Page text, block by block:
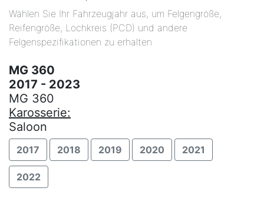
Wählen Sie Ihr Fahrzeugjahr aus, um Felgengröße,
Reifengröße, Lochkreis (PCD) und andere
Felgenspezifikationen zu erhalten
MG 360
2017 - 2023
MG 360
Karosserie:
Saloon
2017 2018 2019 2020 2021
2022